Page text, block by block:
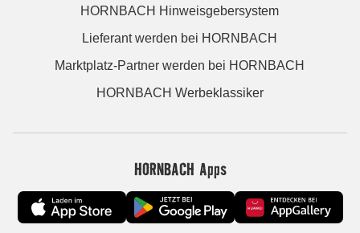
HORNBACH Hinweisgebersystem
Lieferant werden bei HORNBACH
Marktplatz-Partner werden bei HORNBACH
HORNBACH Werbeklassiker
HORNBACH Apps